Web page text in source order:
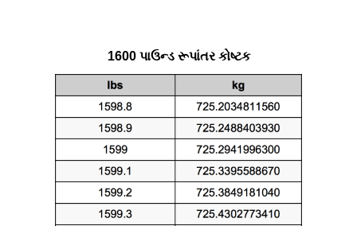
1600 પાઉન્ડ રૂપાંતર કોષ્ટક